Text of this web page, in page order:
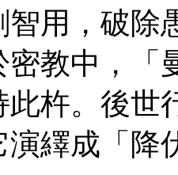
用，破除
教中，「
杵。後世
演繹成「降